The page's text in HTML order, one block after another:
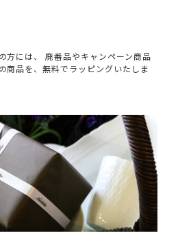
方には、 廃番品やキャンペーン商品
商品を、無料でラッピングいたしま